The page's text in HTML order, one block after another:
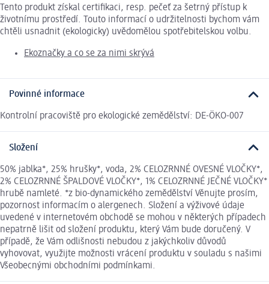
Tento produkt získal certifikaci, resp. pečeť za šetrný přístup k
životnímu prostředí. Touto informací o udržitelnosti bychom vám
chtěli usnadnit (ekologicky) uvědomělou spotřebitelskou volbu.
Ekoznačky a co se za nimi skrývá
Povinné informace
Kontrolní pracoviště pro ekologické zemědělství: DE-ÖKO-007
Složení
50% jablka*, 25% hrušky*, voda, 2% CELOZRNNÉ OVESNÉ VLOČKY*,
2% CELOZRNNÉ ŠPALDOVÉ VLOČKY*, 1% CELOZRNNÉ JEČNÉ VLOČKY*
hrubě namleté. *z bio-dynamického zemědělství Věnujte prosím,
pozornost informacím o alergenech. Složení a výživové údaje
uvedené v internetovém obchodě se mohou v některých případech
nepatrně lišit od složení produktu, který Vám bude doručený. V
případě, že Vám odlišnosti nebudou z jakýchkoliv důvodů
vyhovovat, využijte možnosti vrácení produktu v souladu s našimi
Všeobecnými obchodními podmínkami.